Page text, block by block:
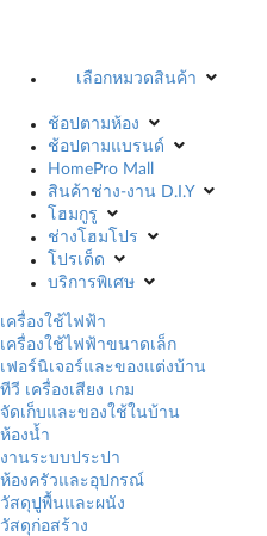
เลือกหมวดสินค้า
ช้อปตามห้อง
ช้อปตามแบรนด์
HomePro Mall
สินค้าช่าง-งาน D.I.Y
โฮมกูรู
ช่างโฮมโปร
โปรเด็ด
บริการพิเศษ
เครื่องใช้ไฟฟ้า
เครื่องใช้ไฟฟ้าขนาดเล็ก
เฟอร์นิเจอร์และของแต่งบ้าน
ทีวี เครื่องเสียง เกม
จัดเก็บและของใช้ในบ้าน
ห้องน้ำ
งานระบบประปา
ห้องครัวและอุปกรณ์
วัสดุปูพื้นและผนัง
วัสดุก่อสร้าง